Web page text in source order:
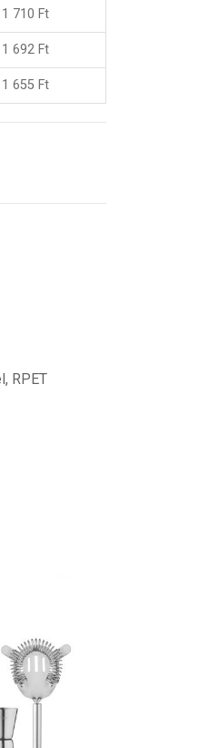
1 710 Ft
1 692 Ft
1 655 Ft
RPET